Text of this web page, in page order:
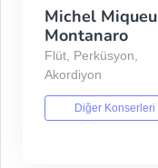
Michel Miqueu
Montanaro
Flüt, Perküsyon,
Akordiyon
Diğer Konserleri